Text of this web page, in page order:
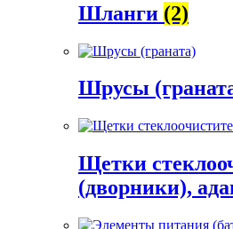
Шланги (2)
Шрусы
Щетки
(дворники),